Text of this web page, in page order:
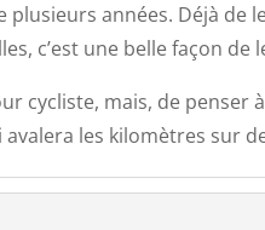
années. Déjà de
c’est une belle façon de
cycliste, mais, de
les kilomètres sur